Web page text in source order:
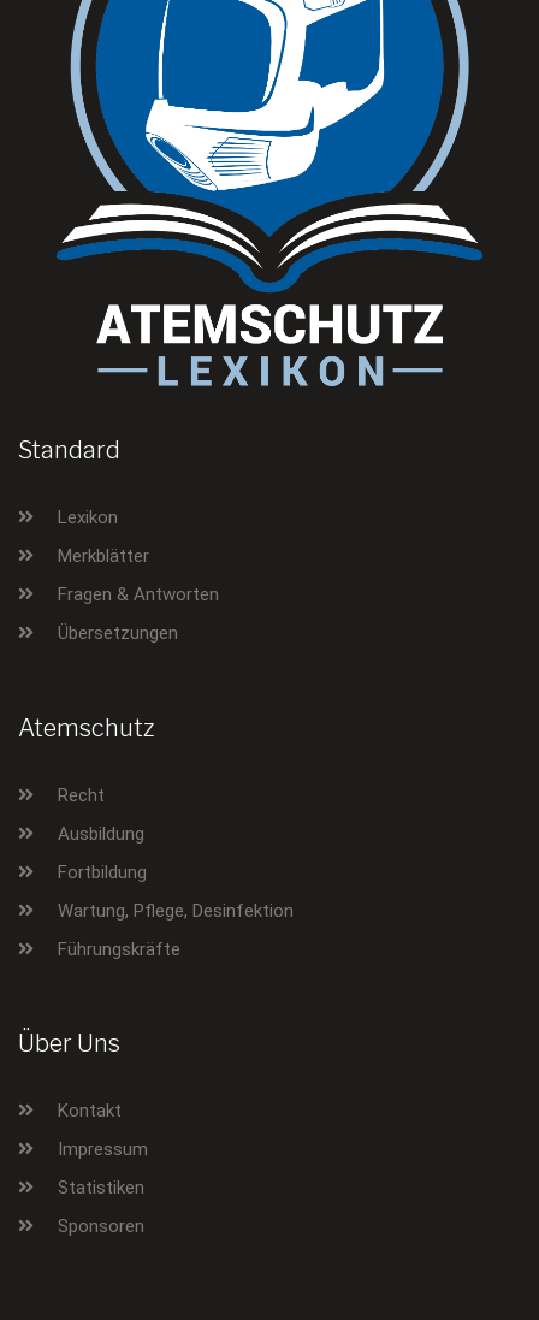
Standard
Lexikon
Merkblätter
Fragen & Antworten
Übersetzungen
Atemschutz
Recht
Ausbildung
Fortbildung
Wartung, Pflege, Desinfektion
Führungskräfte
Über Uns
Kontakt
Impressum
Statistiken
Sponsoren